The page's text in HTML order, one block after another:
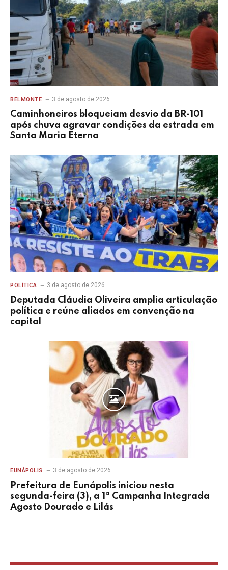
BELMONTE 3 de agosto de 2026
Caminhoneiros bloqueiam desvio da BR-101
após chuva agravar condições da estrada em
Santa Maria Eterna
POLÍTICA 3 de agosto de 2026
Deputada Cláudia Oliveira amplia articulação
política e reúne aliados em convenção na
capital
EUNÁPOLIS 3 de agosto de 2026
Prefeitura de Eunápolis iniciou nesta
segunda-feira (3), a 1ª Campanha Integrada
Agosto Dourado e Lilás